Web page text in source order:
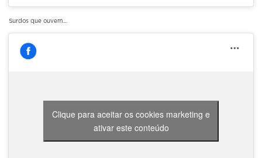
Surdos que ouvem…
Clique para aceitar os cookies marketing e
ativar este conteúdo